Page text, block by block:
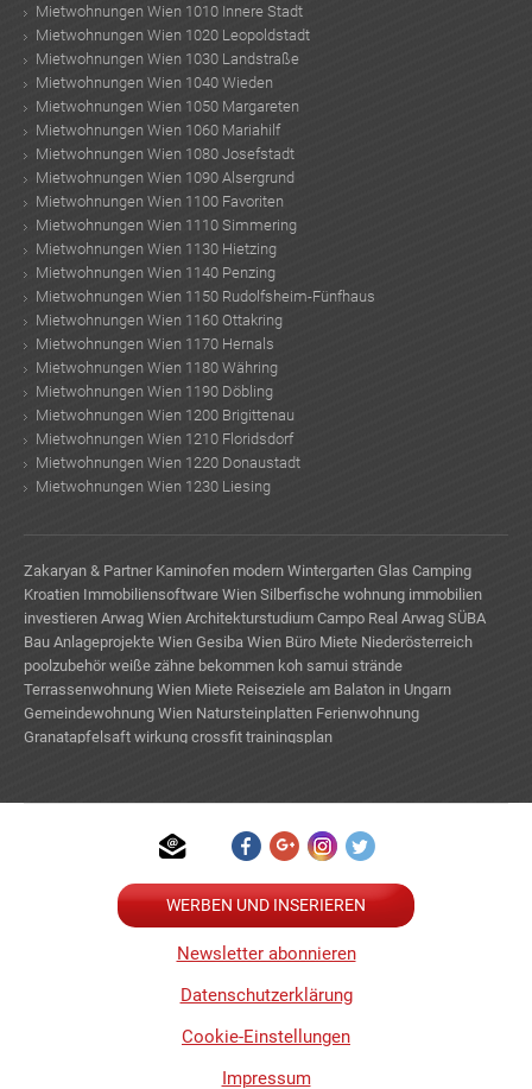
Mietwohnungen Wien 1010 Innere Stadt
Mietwohnungen Wien 1020 Leopoldstadt
Mietwohnungen Wien 1030 Landstraße
Mietwohnungen Wien 1040 Wieden
Mietwohnungen Wien 1050 Margareten
Mietwohnungen Wien 1060 Mariahilf
Mietwohnungen Wien 1080 Josefstadt
Mietwohnungen Wien 1090 Alsergrund
Mietwohnungen Wien 1100 Favoriten
Mietwohnungen Wien 1110 Simmering
Mietwohnungen Wien 1130 Hietzing
Mietwohnungen Wien 1140 Penzing
Mietwohnungen Wien 1150 Rudolfsheim-Fünfhaus
Mietwohnungen Wien 1160 Ottakring
Mietwohnungen Wien 1170 Hernals
Mietwohnungen Wien 1180 Währing
Mietwohnungen Wien 1190 Döbling
Mietwohnungen Wien 1200 Brigittenau
Mietwohnungen Wien 1210 Floridsdorf
Mietwohnungen Wien 1220 Donaustadt
Mietwohnungen Wien 1230 Liesing
Zakaryan & Partner Kaminofen modern Wintergarten Glas Camping
Kroatien Immobiliensoftware Wien Silberfische wohnung immobilien
investieren Arwag Wien Architekturstudium Campo Real Arwag SÜBA
Bau Anlageprojekte Wien Gesiba Wien Büro Miete Niederösterreich
poolzubehör weiße zähne bekommen koh samui strände
Terrassenwohnung Wien Miete Reiseziele am Balaton in Ungarn
Gemeindewohnung Wien Natursteinplatten Ferienwohnung
Granatapfelsaft wirkung crossfit trainingsplan
WERBEN UND INSERIEREN
Newsletter abonnieren
Datenschutzerklärung
Cookie-Einstellungen
Impressum